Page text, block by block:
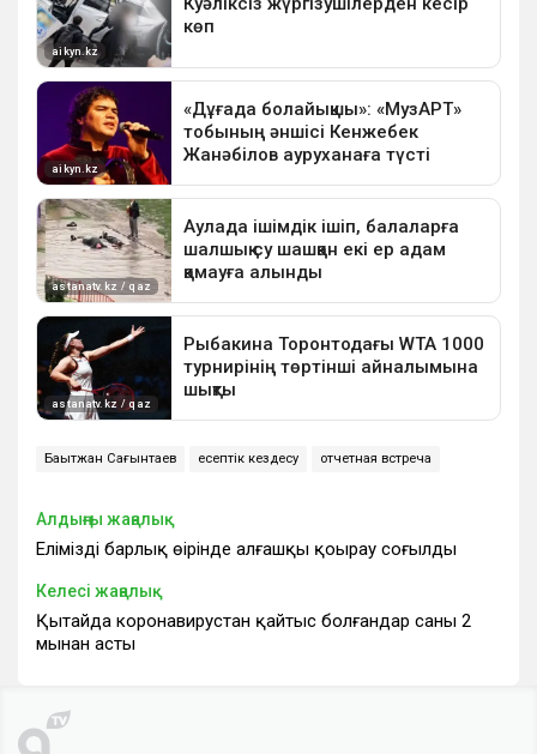
Бақытжан Сағынтаев есептік кездесу отчетная встреча
Алдыңғы жаңалық
Еліміздің барлық өңірінде алғашқы қоңырау соғылды
Келесі жаңалық
Қытайда коронавирустан қайтыс болғандар саны 2
мыңнан асты